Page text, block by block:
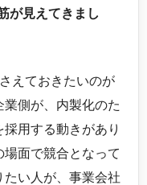
が見えてきまし
えておきたいのが
側が、内製化のた
用する動きがあり
面で競合となって
たい人が、事業会社